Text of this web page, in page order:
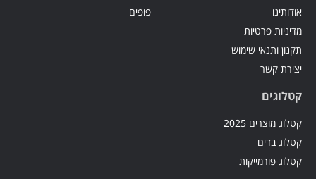
אודותינו
מדיניות פרטיות
תקנון ותנאי שימוש
יצירת קשר
פופים
קטלוגים
קטלוג מוצרים 2025
קטלוג בדים
קטלוג פורמייקות